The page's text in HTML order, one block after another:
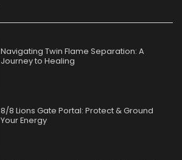
Navigating Twin Flame Separation: A
Journey to Healing
8/8 Lions Gate Portal: Protect & Ground
Your Energy